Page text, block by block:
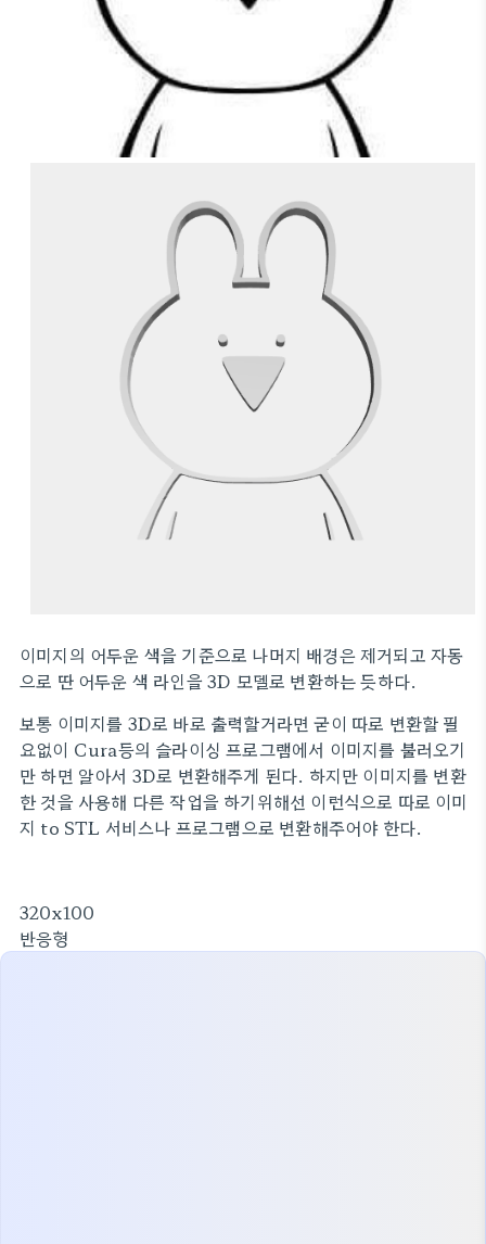
이미지의 어두운 색을 기준으로 나머지 배경은 제거되고 자동
으로 딴 어두운 색 라인을 3D 모델로 변환하는 듯하다.
보통 이미지를 3D로 바로 출력할거라면 굳이 따로 변환할 필
요없이 Cura등의 슬라이싱 프로그램에서 이미지를 불러오기
만 하면 알아서 3D로 변환해주게 된다. 하지만 이미지를 변환
한 것을 사용해 다른 작업을 하기위해선 이런식으로 따로 이미
지 to STL 서비스나 프로그램으로 변환해주어야 한다.
320x100
반응형